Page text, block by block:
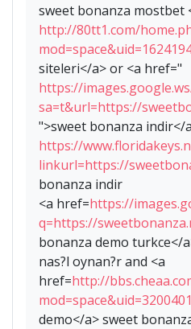
sweet bonanza mostbet
http://80tt1.com/
siteleri</a> or <a href="
https://
sa=t&url=https://
">sweet bonanza indir</
https://
linkurl=https://
bonanza indir
<a href=https://
q=https://
bonanza demo turkce</
nas?l oynan?r and <a
href=http://
demo</a> sweet